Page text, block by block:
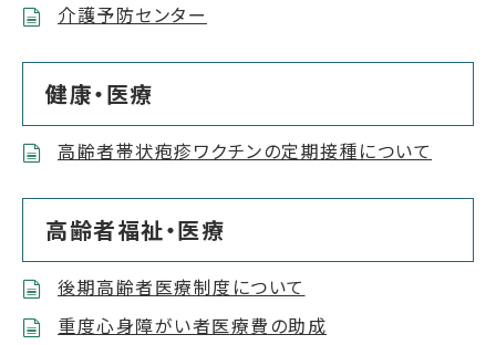
介護予防センター
健康・医療
高齢者帯状疱疹ワクチンの定期接種について
高齢者福祉・医療
後期高齢者医療制度について
重度心身障がい者医療費の助成